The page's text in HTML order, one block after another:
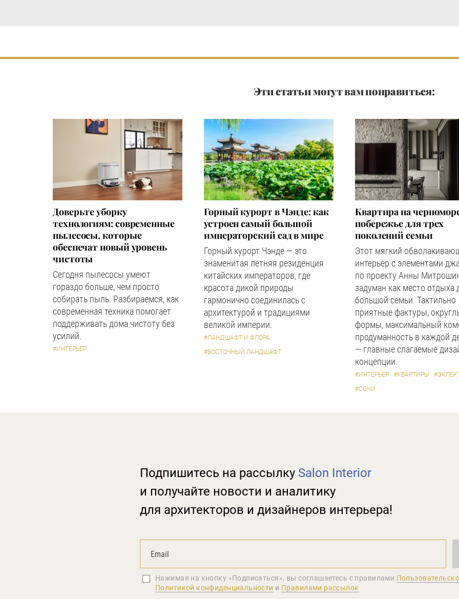
Эти статьи могут вам понравиться:
Доверьте уборку
технологиям: современные
пылесосы, которые
обеспечат новый уровень
чистоты
Сегодня пылесосы умеют
гораздо больше, чем просто
собирать пыль. Разбираемся, как
современная техника помогает
поддерживать дома чистоту без
усилий.
#ИНТЕРЬЕР
Горный курорт в Чэнде: как
устроен самый большой
императорский сад в мире
Горный курорт Чэнде — это
знаменитая летняя резиденция
китайских императоров, где
красота дикой природы
гармонично соединилась с
архитектурой и традициями
великой империи.
#ЛАНДШАФТ И ФЛОРА
#ВОСТОЧНЫЙ ЛАНДШАФТ
Квартира на
побережье для трех
поколений семьи
Этот мягкий
интерьер с элементами
по проекту Анны
задуман как место отдыха
большой семьи. Тактильно
приятные фактуры,
формы, максимальный
продуманность в каждой
— главные слагаемые
концепции.
#ИНТЕРЬЕР #КВАРТИРЫ
#СОЧИ
Подпишитесь на рассылку Salon Interior
и получайте новости и аналитику
для архитекторов и дизайнеров интерьера!
Нажимая на кнопку «Подписаться», вы соглашаетеcь с правилами
Политикой конфиденциальности и Правилами рассылок